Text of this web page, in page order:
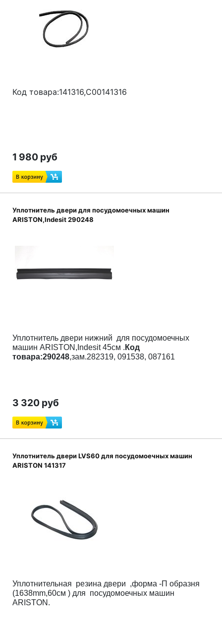
Код товара:141316,С00141316
1 980 руб
Уплотнитель двери для посудомоечных машин
ARISTON,Indesit 290248
Уплотнитель двери нижний для посудомоечных
машин ARISTON,Indesit45см . Код
товара:290248,зам.282319, 091538, 087161
3 320 руб
Уплотнитель двери LVS60 для посудомоечных машин
ARISTON 141317
Уплотнительная резина двери ,форма -П образня
(1638mm,60см ) для посудомоечных машин
ARISTON.